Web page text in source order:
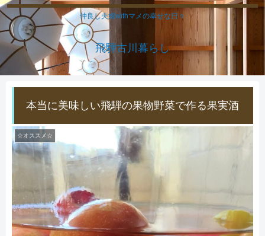
仲良し夫婦withマメの幸せな日々
飛騨古川暮らし
本当に美味しい飛騨の果物野菜で作る果実酒
☆オススメ☆